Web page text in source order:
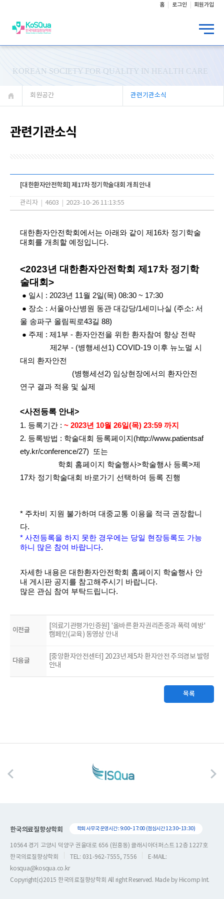
홈 로그인 회원가입
KOREAN SOCIETY FOR QUALITY IN HEALTH CARE
회원공간 관련기관소식
관련기관소식
[대한환자안전학회] 제17차 정기학술대회 개최 안내
관리자 4603 2023-10-26 11:13:55
대한환자안전학회에서는 아래와 같이 제16차 정기학술
대회를 개최할 예정입니다.
<2023년 대한환자안전학회 제17차 정기 학
술대회>
● 일시 : 2023년 11월 2일(목) 08:30 ~ 17:30
● 장소 : 서울아산병원 동관 대강당/1세미나실 (주소: 서
울 송파구 올림픽로43길 88)
● 주제 : 제1부 - 환자안전을 위한 환자참여 향상 전략
제2부 - (병행세션1) COVID-19 이후 뉴노멀 시
대의 환자안전
(병행세션2) 임상현장에서의 환자안전
연구 결과 적용 및 실제
<사전등록 안내>
1. 등록기간 : ~ 2023년 10월 26일(목) 23:59 까지
2. 등록방법 : 학술대회 등록페이지(http://www.patientsaf
ety.kr/conference/27)
또는
학회 홈페이지 학술행사>학술행사 등록>제
17차 정기학술대회 바로가기 선택하여 등록 진행
* 주차비 지원 불가하며 대중교통 이용을 적극 권장합니
다.
* 사전등록을 하지 못한 경우에는 당일 현장등록도 가능
하니 많은 참여 바랍니다.
자세한 내용은 대한환자안전학회 홈페이지 학술행사 안
내 게시판 공지를 참고해주시기 바랍니다.
많은 관심 참여 부탁드립니다. ​
이전글
[의료기관평가인증원] '올바른 환자권리존중과 폭력 예방'
캠페인(교육) 동영상 안내
다음글
[중앙환자안전센터] 2023년 제5차 환자안전 주의경보 발령
안내
목록
한국의료질향상학회 학회 사무국 운영시간 : 9:00~17:00 (점심시간 12:30~13:30)
10564 경기 고양시 덕양구 권율대로 656 (원흥동) 클래시아더퍼스트 12층 1227호
한국의료질향상학회
TEL: 031-962-7555, 7556
E-MAIL:
kosqua@kosqua.co.kr
Copyright(c)2015 한국의료질향상학회 All right Reserved. Made by Hicomp Int.